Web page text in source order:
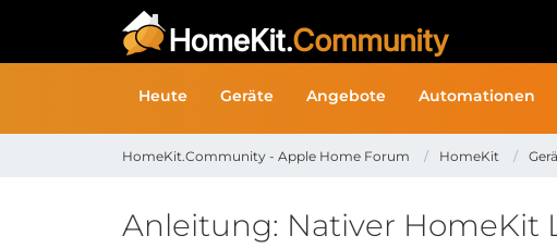
Heute Geräte Angebote Automationen
HomeKit.Community - Apple Home Forum HomeKit
Anleitung: Nativer HomeKit